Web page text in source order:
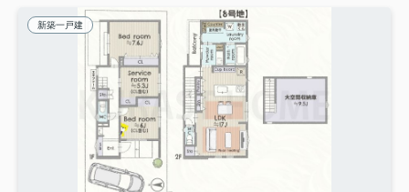
新築一戸建